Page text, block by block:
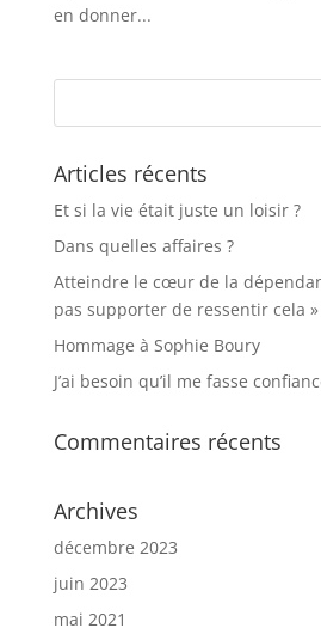
en donner...
Articles récents
Et si la vie était juste un loisir ?
Dans quelles affaires ?
Atteindre le cœur de la
pas supporter de ressentir cela »
Hommage à Sophie Boury
J’ai besoin qu’il me fasse
Commentaires récents
Archives
décembre 2023
juin 2023
mai 2021